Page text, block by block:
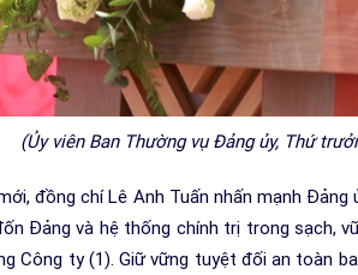
(Ủy viên Ban Thường vụ Đảng ủy, Thứ
đồng chí Lê Anh Tuấn nhấn mạnh
Đảng và hệ thống chính trị trong sạch,
Công ty (1). Giữ vững tuyệt đối an toàn